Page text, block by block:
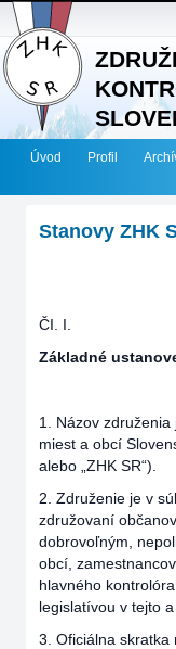
Úvod Profil
Stanovy ZHK
ČI. I.
Základné
1. Názov
miest a obcí
alebo „ZHK SR“).
2. Združenie je v
združovaní
dobrovoľným,
obcí,
hlavného
legislatívou v tejto
3. Oficiálna skratka